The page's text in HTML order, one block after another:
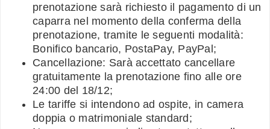
prenotazione sarà richiesto il pagamento di un
caparra nel momento della conferma della
prenotazione, tramite le seguenti modalità:
Bonifico bancario, PostaPay, PayPal;
Cancellazione: Sarà accettato cancellare
gratuitamente la prenotazione fino alle ore
24:00 del 18/12;
Le tariffe si intendono ad ospite, in camera
doppia o matrimoniale standard;